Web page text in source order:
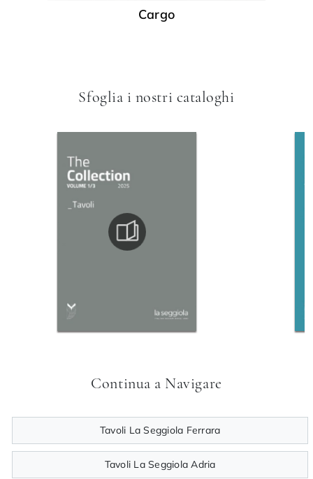
Cargo
Sfoglia i nostri cataloghi
Continua a Navigare
Tavoli La Seggiola Ferrara
Tavoli La Seggiola Adria